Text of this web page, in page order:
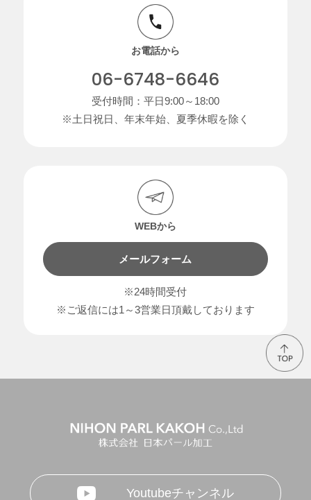
お電話から
06-6748-6646
受付時間：平日9:00～18:00
※土日祝日、年末年始、夏季休暇を除く
WEBから
メールフォーム
※24時間受付
※ご返信には1～3営業日頂戴しております
Youtubeチャンネル